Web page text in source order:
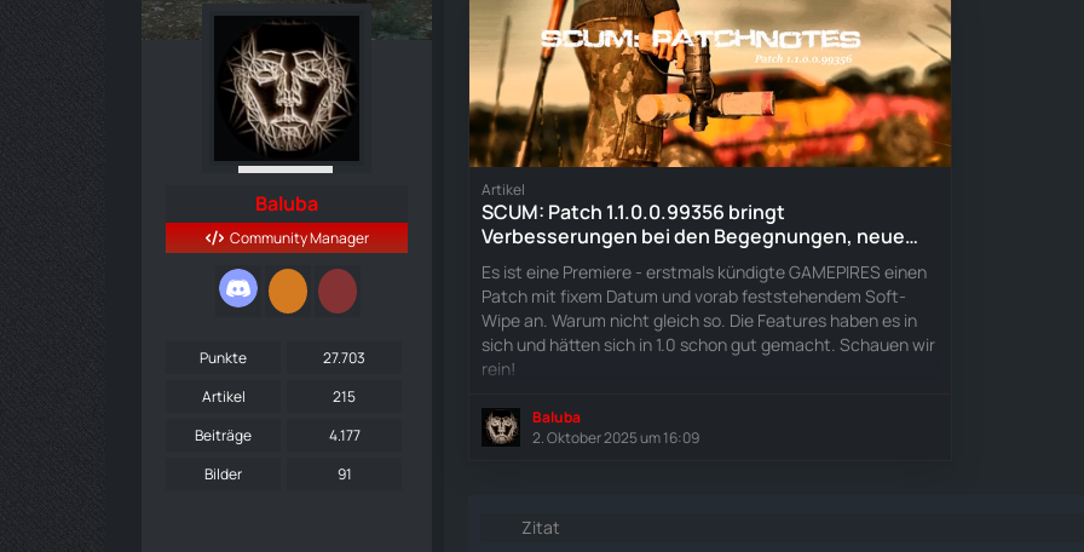
Baluba
Community Manager
Punkte
27.703
Artikel
215
Beiträge
4.177
Bilder
91
Artikel
SCUM: Patch 1.1.0.0.99356 bringt
Verbesserungen bei den Begegnungen, neue
Inhalte und einige lang erwartete Funktionen!
Es ist eine Premiere - erstmals kündigte GAMEPIRES einen
Patch mit fixem Datum und vorab feststehendem Soft-
Wipe an. Warum nicht gleich so. Die Features haben es in
sich und hätten sich in 1.0 schon gut gemacht. Schauen wir
rein!
Baluba
2. Oktober 2025 um 16:09
Zitat